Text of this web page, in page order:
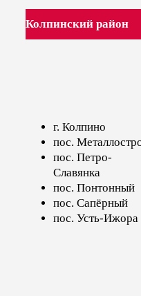
Колпинский район
г. Колпино
пос.
пос. Петро-
Славянка
пос. Понтонный
пос. Сапёрный
пос. Усть-Ижора